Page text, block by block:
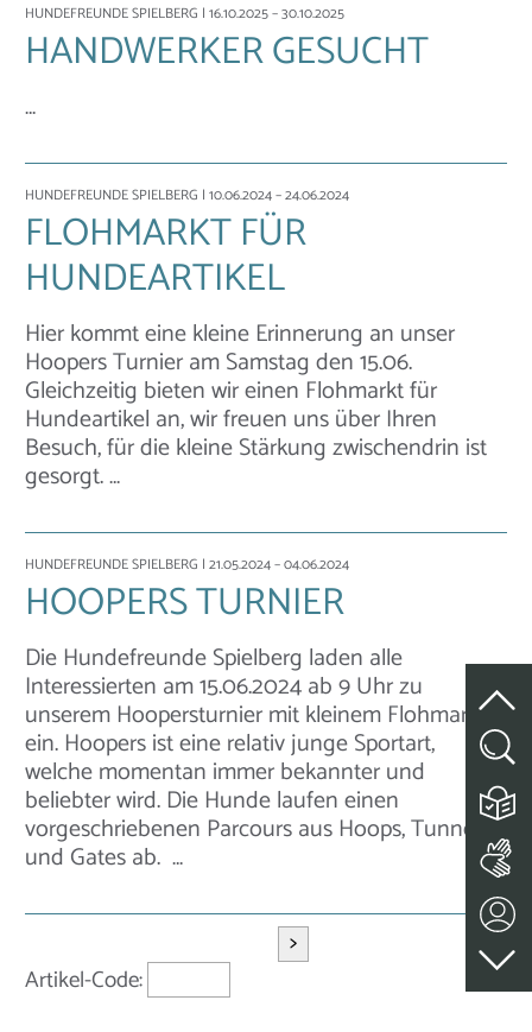
HUNDEFREUNDE SPIELBERG | 16.10.2025 – 30.10.2025
HANDWERKER GESUCHT
…
HUNDEFREUNDE SPIELBERG | 10.06.2024 – 24.06.2024
FLOHMARKT FÜR
HUNDEARTIKEL
Hier kommt eine kleine Erinnerung an unser
Hoopers Turnier am Samstag den 15.06.
Gleichzeitig bieten wir einen Flohmarkt für
Hundeartikel an, wir freuen uns über Ihren
Besuch, für die kleine Stärkung zwischendrin ist
gesorgt. …
HUNDEFREUNDE SPIELBERG | 21.05.2024 – 04.06.2024
HOOPERS TURNIER
Die Hundefreunde Spielberg laden alle
Interessierten am 15.06.2024 ab 9 Uhr zu
unserem Hoopersturnier mit kleinem Flohmarkt
ein. Hoopers ist eine relativ junge Sportart,
welche momentan immer bekannter und
beliebter wird. Die Hunde laufen einen
vorgeschriebenen Parcours aus Hoops, Tunnel
und Gates ab. …
Artikel-Code:
>